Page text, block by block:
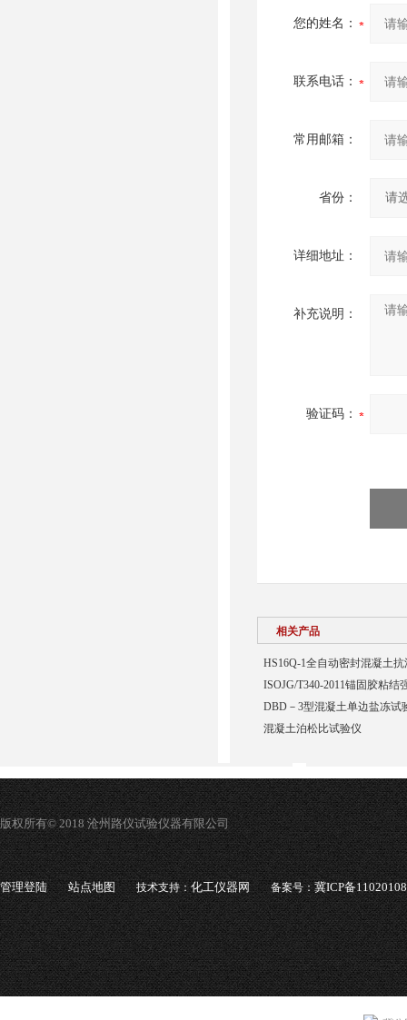
您的姓名：
联系电话：
常用邮箱：
省份：
详细地址：
补充说明：
验证码：
相关产品
HS16Q-1全自动密封混凝土抗
ISOJG/T340-2011锚固胶粘结
DBD－3型混凝土单边盐冻试
混凝土泊松比试验仪
版权所有© 2018 沧州路仪试验仪器有限公司
管理登陆 站点地图 技术支持：化工仪器网 备案号：冀ICP备